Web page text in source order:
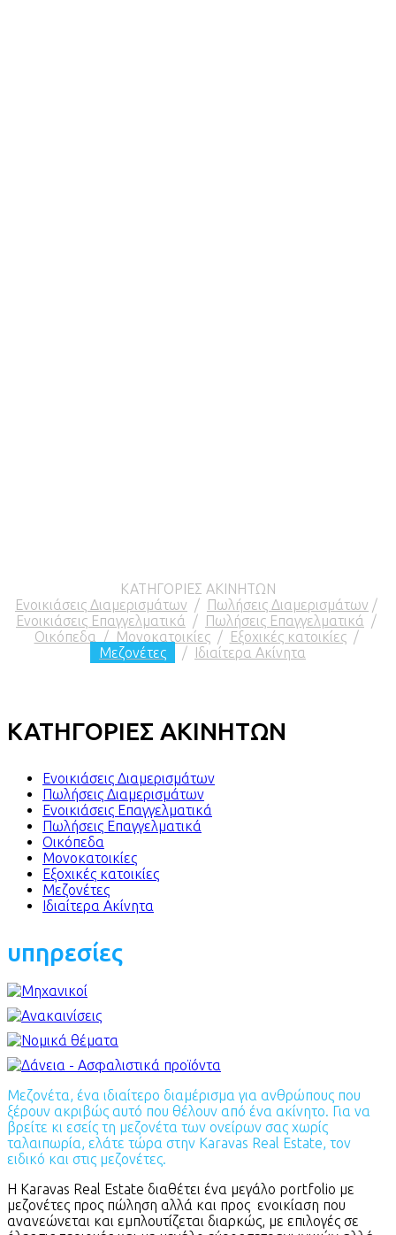
ΚΑΤΗΓΟΡΙΕΣ ΑΚΙΝΗΤΩΝ
Ενοικιάσεις Διαμερισμάτων / Πωλήσεις Διαμερισμάτων /
Ενοικιάσεις Επαγγελματικά
/ Πωλήσεις Επαγγελματικά
/
Οικόπεδα / Μονοκατοικίες/ Εξοχικές κατοικίες/
Μεζονέτες
/ Ιδιαίτερα Ακίνητα
ΚΑΤΗΓΟΡΙΕΣ ΑΚΙΝΗΤΩΝ
Ενοικιάσεις Διαμερισμάτων
Πωλήσεις Διαμερισμάτων
Ενοικιάσεις Επαγγελματικά
Πωλήσεις Επαγγελματικά
Οικόπεδα
Μονοκατοικίες
Εξοχικές κατοικίες
Μεζονέτες
Ιδιαίτερα Ακίνητα
υπηρεσίες
Μεζονέτα, ένα ιδιαίτερο διαμέρισμα για ανθρώπους που
ξέρουν ακριβώς αυτό που θέλουν από ένα ακίνητο. Για να
βρείτε κι εσείς τη μεζονέτα των ονείρων σας χωρίς
ταλαιπωρία, ελάτε τώρα στην Karavas Real Estate, τον
ειδικό και στις μεζονέτες.
Η Karavas Real Estate διαθέτει ένα μεγάλο portfolio με
μεζονέτες προς πώληση αλλά και προς ενοικίαση που
ανανεώνεται και εμπλουτίζεται διαρκώς, με επιλογές σε